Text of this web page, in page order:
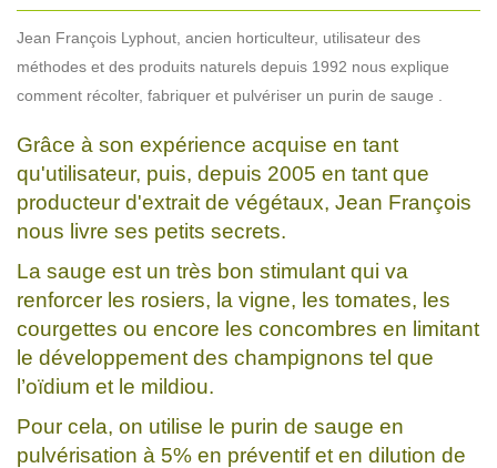
Jean François Lyphout, ancien horticulteur, utilisateur des
méthodes et des produits naturels depuis 1992 nous explique
comment récolter, fabriquer et pulvériser un purin de sauge .
Grâce à son expérience acquise en tant
qu'utilisateur, puis, depuis 2005 en tant que
producteur d'extrait de végétaux, Jean François
nous livre ses petits secrets.
La sauge est un très bon stimulant qui va
renforcer les rosiers, la vigne, les tomates, les
courgettes ou encore les concombres en limitant
le développement des champignons tel que
l’oïdium et le mildiou.
Pour cela, on utilise le purin de sauge en
pulvérisation à 5% en préventif et en dilution de